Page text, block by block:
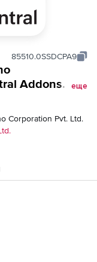
85510.0SSDCPA9
Addons
and
еще
Corporation Pvt. Ltd.